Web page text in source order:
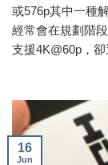
或576p其中一種
經常會在規劃階
支援4K@60p，
16
Jun